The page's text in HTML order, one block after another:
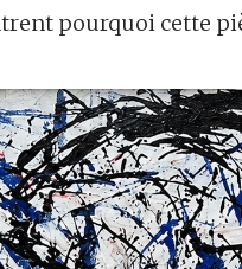
pourquoi cette